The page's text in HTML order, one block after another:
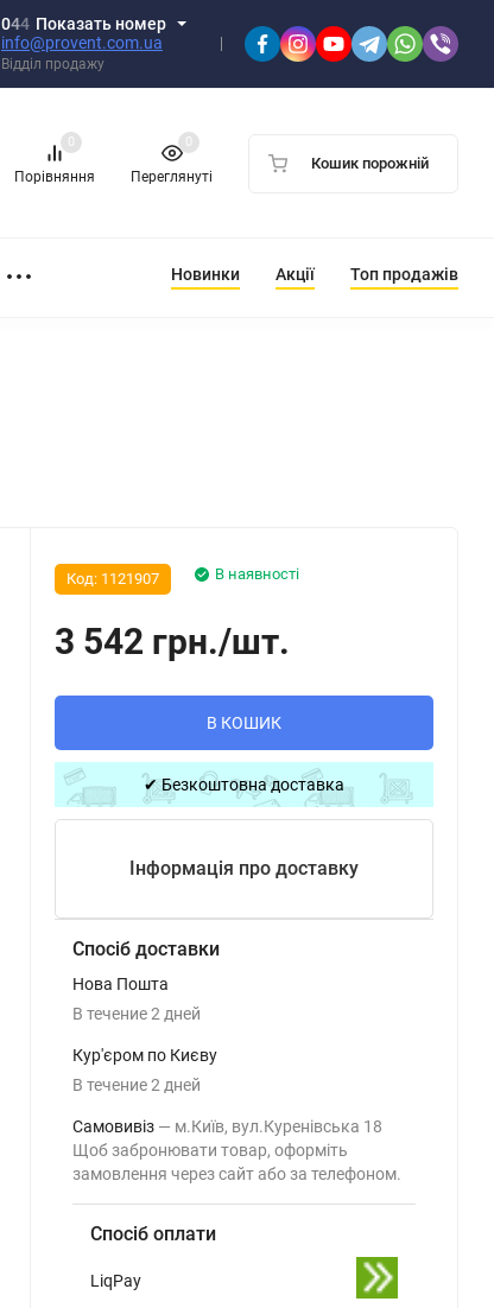
044 Показать номер
info@provent.com.ua
Відділ продажу
Порівняння
0
Переглянуті
0
Кошик порожній
Новинки Акції Топ продажів
В наявності
Код: 1121907
3 542 грн./шт.
В КОШИК
✔ Безкоштовна доставка
Інформація про доставку
Спосіб доставки
Нова Пошта
В течение2 дней
Кур'єром по Києву
В течение2 дней
Самовивіз
м.Київ, вул.Куренівська 18
Щоб забронювати товар, оформіть
замовлення через сайт або за телефоном.
Спосіб оплати
LiqPay